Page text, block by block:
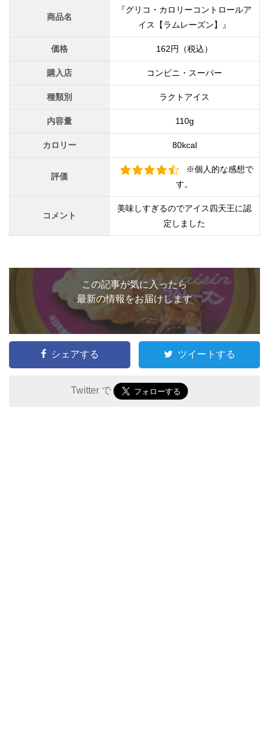
商品名
『グリコ・カロリーコントロールア
イス【ラムレーズン】』
価格 162円（税込）
購入店 コンビニ・スーパー
種類別 ラクトアイス
内容量 110g
カロリー 80kcal
評価
※個人的な感想で
す。
コメント
美味しすぎるのでアイス四天王に認
定しました
この記事が気に入ったら
最新の情報をお届けします
シェアする ツイートする
Twitter で